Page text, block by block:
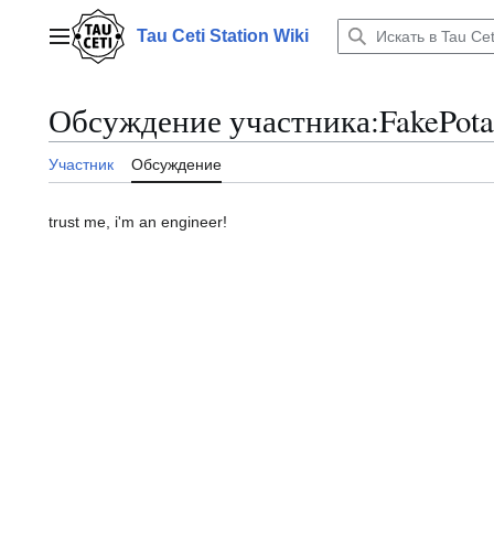
содержаниюГлавное менюTau Ceti Station Wiki
Обсуждение участника:
Участник Обсуждение
trust me, i'm an engineer!